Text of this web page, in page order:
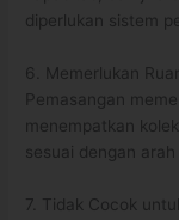
diperlukan sistem
6. Memerlukan
Pemasangan
menempatkan
sesuai dengan arah
7. Tidak Cocok